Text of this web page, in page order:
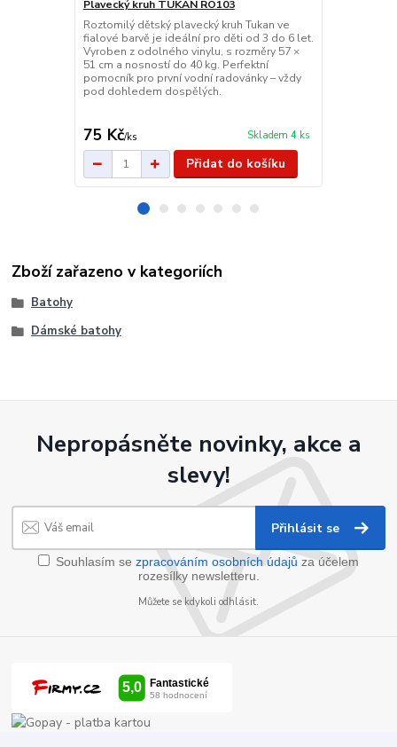
Plavecký kruh TUKAN RO103
Roztomilý dětský plavecký kruh Tukan ve
fialové barvě je ideální pro děti od 3 do 6 let.
Vyroben z odolného vinylu, s rozměry 57 ×
51 cm a nosností do 40 kg. Perfektní
pomocník pro první vodní radovánky – vždy
pod dohledem dospělých.
75 Kč/ks Skladem 4 ks
Přidat do košíku
Zboží zařazeno v kategoriích
Batohy
Dámské batohy
Nepropásněte novinky, akce a
slevy!
Přihlásit se
Souhlasím se zpracováním osobních údajů za účelem
rozesílky newsletteru.
Můžete se kdykoli odhlásit.